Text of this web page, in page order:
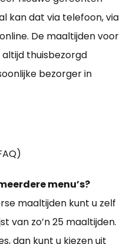
kan dat via telefoon, via
De maaltijden voor
thuisbezorgd
bezorger in
menu’s?
maaltijden kunt u zelf
van zo’n 25 maaltijden.
dan kunt u kiezen uit